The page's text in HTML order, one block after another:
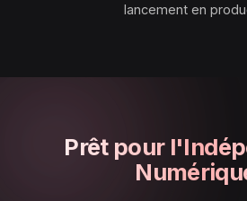
lancement en
Prêt pour